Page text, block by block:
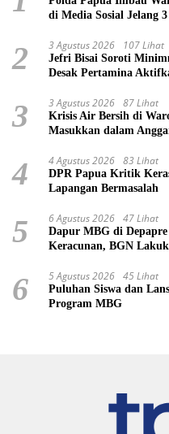
di Media Sosial Jelang
2 3 Agustus 2026 107 Lihat
Jefri Bisai Soroti
Desak Pertamina
3 3 Agustus 2026 87 Lihat
Krisis Air Bersih di
Masukkan dalam
4 4 Agustus 2026 83 Lihat
DPR Papua Kritik
Lapangan Bermasalah
5 6 Agustus 2026 47 Lihat
Dapur MBG di Depapre
Keracunan, BGN
6 5 Agustus 2026 45 Lihat
Puluhan Siswa dan
Program MBG